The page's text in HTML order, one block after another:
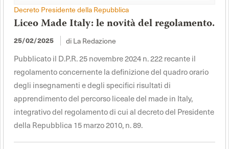
Decreto Presidente della Repubblica
Liceo Made Italy: le novità del regolamento.
25/02/2025 di La Redazione
Pubblicato il D.P.R. 25 novembre 2024 n. 222 recante il
regolamento concernente la definizione del quadro orario
degli insegnamenti e degli specifici risultati di
apprendimento del percorso liceale del made in Italy,
integrativo del regolamento di cui al decreto del Presidente
della Repubblica 15 marzo 2010, n. 89.